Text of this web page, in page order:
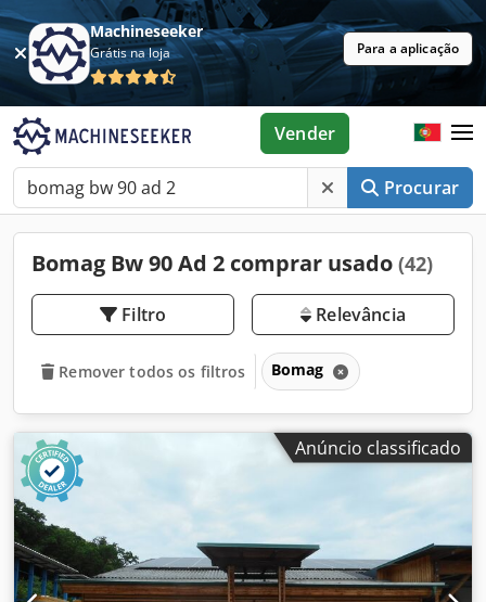
Machineseeker
Grátis na loja Para a aplicação
Procurar
Vender
Bomag Bw 90 Ad 2 comprar usado (42)
Filtro Relevância
Remover todos os filtros Bomag
Anúncio classificado